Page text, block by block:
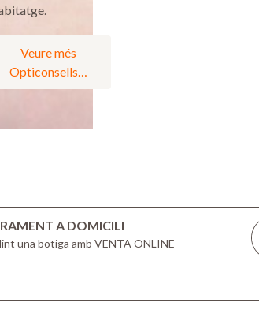
Veure més
Opticonsells…
A DOMICILI
una botiga amb VENTA ONLINE